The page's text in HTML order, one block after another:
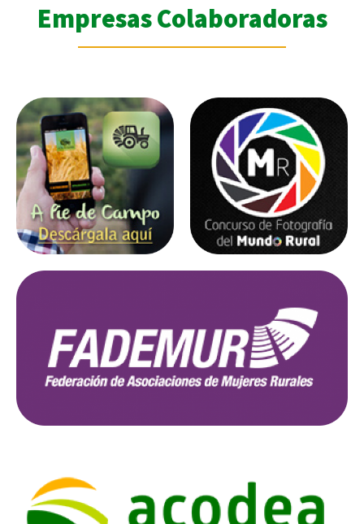
Empresas Colaboradoras